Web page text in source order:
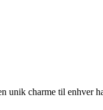
unik charme til enhver